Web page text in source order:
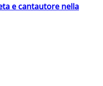
e cantautore nella